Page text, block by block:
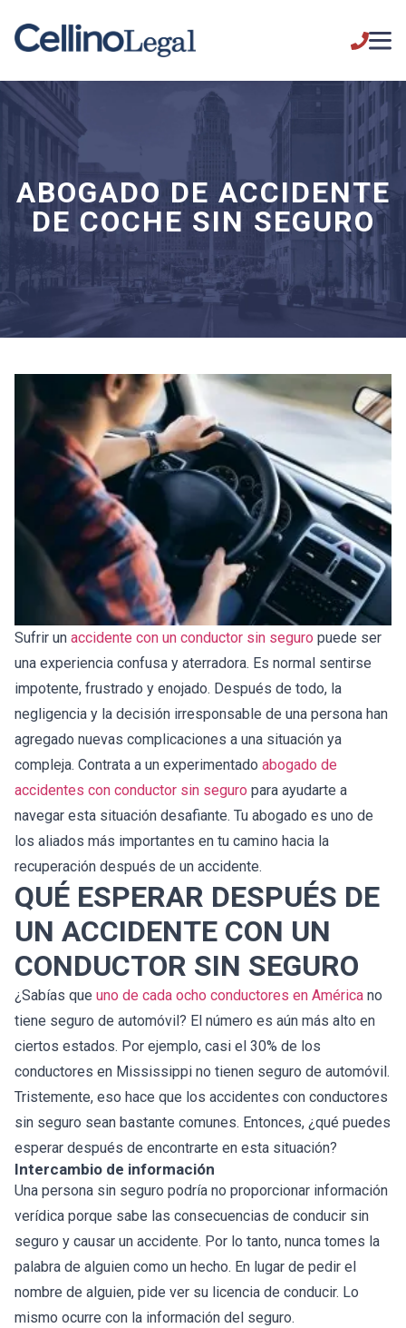
ABOGADO DE ACCIDENTE
DE COCHE SIN SEGURO
Sufrir un accidente con un conductor sin seguro puede ser
una experiencia confusa y aterradora. Es normal sentirse
impotente, frustrado y enojado. Después de todo, la
negligencia y la decisión irresponsable de una persona han
agregado nuevas complicaciones a una situación ya
compleja. Contrata a un experimentado abogado de
accidentes con conductor sin seguro para ayudarte a
navegar esta situación desafiante. Tu abogado es uno de
los aliados más importantes en tu camino hacia la
recuperación después de un accidente.
QUÉ ESPERAR DESPUÉS DE
UN ACCIDENTE CON UN
CONDUCTOR SIN SEGURO
¿Sabías que uno de cada ocho conductores en América no
tiene seguro de automóvil? El número es aún más alto en
ciertos estados. Por ejemplo, casi el 30% de los
conductores en Mississippi no tienen seguro de automóvil.
Tristemente, eso hace que los accidentes con conductores
sin seguro sean bastante comunes. Entonces, ¿qué puedes
esperar después de encontrarte en esta situación?
Intercambio de información
Una persona sin seguro podría no proporcionar información
verídica porque sabe las consecuencias de conducir sin
seguro y causar un accidente. Por lo tanto, nunca tomes la
palabra de alguien como un hecho. En lugar de pedir el
nombre de alguien, pide ver su licencia de conducir. Lo
mismo ocurre con la información del seguro.